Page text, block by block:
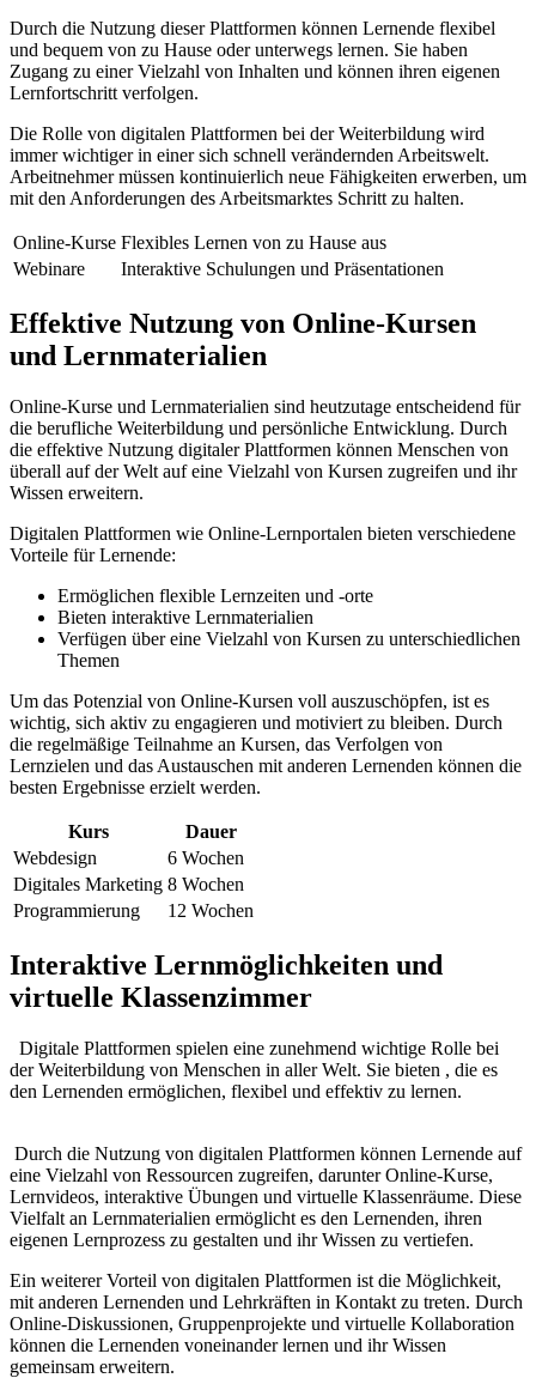
Durch die Nutzung dieser​ Plattformen können Lernende ⁢flexibel
und bequem von zu⁢ Hause oder unterwegs‌ lernen.‍ Sie ⁢haben
Zugang⁢ zu einer Vielzahl von⁤ Inhalten und können ihren ​eigenen
Lernfortschritt verfolgen.
Die⁣ Rolle von digitalen Plattformen bei der Weiterbildung wird
immer ⁤wichtiger ‌in einer sich ⁢schnell verändernden Arbeitswelt.
Arbeitnehmer müssen kontinuierlich neue Fähigkeiten erwerben, um
mit den Anforderungen‌ des‌ Arbeitsmarktes Schritt zu halten.
Online-Kurse Flexibles Lernen von ‍zu Hause‌ aus
Webinare
Interaktive Schulungen und Präsentationen
Effektive Nutzung⁣ von⁣ Online-Kursen
und Lernmaterialien
Online-Kurse und Lernmaterialien sind ​heutzutage ⁤entscheidend für
die berufliche Weiterbildung und persönliche ​Entwicklung. Durch
⁢die effektive Nutzung digitaler ‌Plattformen können Menschen von
überall auf der Welt ⁣auf eine Vielzahl ⁤von ​Kursen​ zugreifen und ihr
⁣Wissen erweitern.
Digitalen Plattformen wie Online-Lernportalen‌ bieten verschiedene
Vorteile für Lernende:
Ermöglichen flexible Lernzeiten​ und -orte
Bieten interaktive Lernmaterialien
Verfügen über eine Vielzahl‌ von Kursen ⁣zu unterschiedlichen​
Themen
Um das⁤ Potenzial‍ von⁤ Online-Kursen voll auszuschöpfen, ist⁣ es
wichtig, ​sich​ aktiv zu ‍engagieren und motiviert zu bleiben.​ Durch
die regelmäßige Teilnahme ⁣an‍ Kursen, das Verfolgen ​von
Lernzielen und das Austauschen mit anderen Lernenden können ‌die‌
besten Ergebnisse erzielt werden.
Kurs
Dauer
Webdesign
6 Wochen
Digitales Marketing 8 Wochen
Programmierung
12 Wochen
Interaktive ⁣Lernmöglichkeiten ‍und
virtuelle Klassenzimmer
⁤ ‌ Digitale ⁤Plattformen‍ spielen eine zunehmend wichtige Rolle⁤ bei
der Weiterbildung von Menschen in aller Welt.​ Sie bieten , die ​es
den Lernenden ⁢ermöglichen, flexibel und effektiv ⁣zu​ lernen.
⁣‌ Durch die Nutzung von digitalen Plattformen‌ können ​Lernende auf
eine‍ Vielzahl ​von⁣ Ressourcen zugreifen, darunter ​Online-Kurse,
Lernvideos, interaktive⁢ Übungen⁤ und virtuelle Klassenräume.‌ Diese
Vielfalt⁤ an Lernmaterialien ermöglicht es⁤ den​ Lernenden, ihren
eigenen​ Lernprozess zu⁤ gestalten ⁤und ‍ihr Wissen zu vertiefen.
⁣Ein weiterer Vorteil von ‌digitalen ⁣Plattformen ⁢ist die‍ Möglichkeit,
⁢mit‍ anderen Lernenden und‍ Lehrkräften in⁤ Kontakt zu ‍treten. Durch​
Online-Diskussionen, ⁣Gruppenprojekte und virtuelle Kollaboration
können die Lernenden ⁢voneinander lernen und ihr Wissen
gemeinsam erweitern.